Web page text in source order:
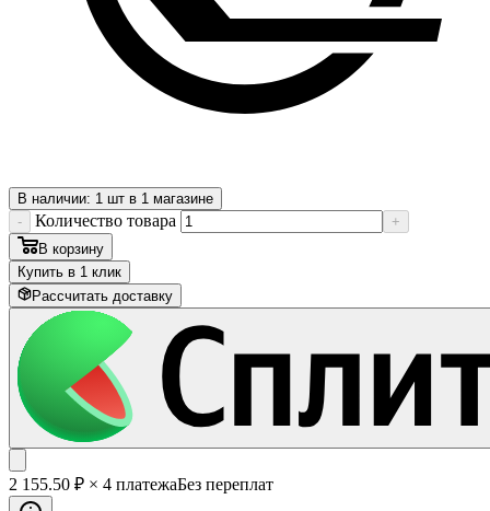
В наличии: 1 шт в 1 магазине
-
Количество товара
+
В корзину
Купить в 1 клик
Рассчитать доставку
2 155.50 ₽ × 4 платежаБез переплат